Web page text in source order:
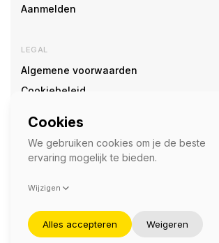
Aanmelden
LEGAL
Algemene voorwaarden
Cookiebeleid
SOCIAL
©2026 — Komerco
Deze site wordt beschermd door reCAPTCHA en het